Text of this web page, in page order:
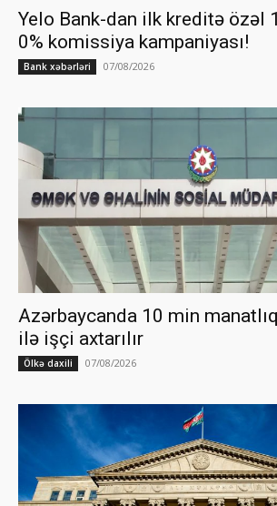
Yelo Bank-dan ilk kreditə özəl
0% komissiya kampaniyası!
Bank xəbərləri 07/08/2026
Azərbaycanda 10 min
ilə işçi axtarılır
Ölkə daxili 07/08/2026